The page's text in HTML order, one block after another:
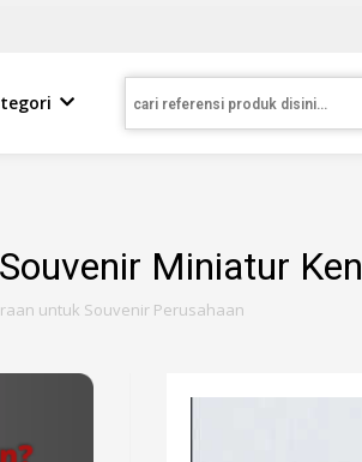
Souvenir Miniatur
untuk Souvenir Perusahaan